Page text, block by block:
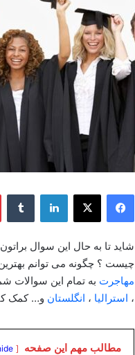
فیس بوک X لینکدین
شاید تا به حال این سوال
چیست ؟ چگونه می توانم
مهاجرت به تمام این سوالات
، استرالیا ، انگلستان و… کمک
مطالب مهم این صفحه